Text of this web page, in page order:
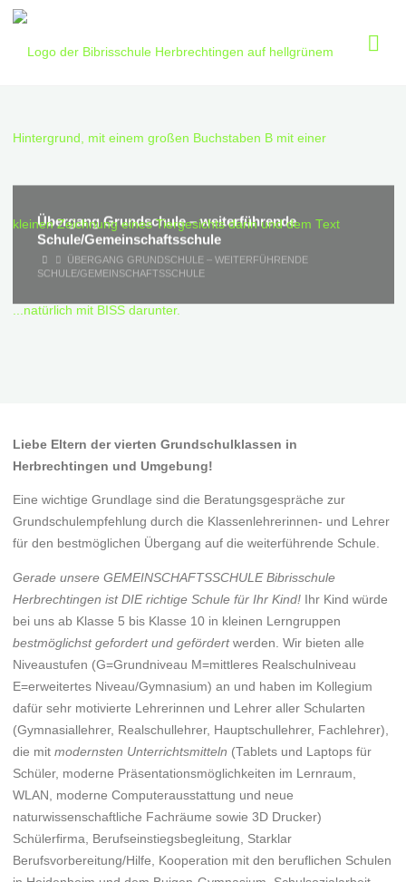
Skip
content
Übergang Grundschule – weiterführende
Schule/Gemeinschaftsschule
HOMEÜBERGANG GRUNDSCHULE – WEITERFÜHRENDE
SCHULE/GEMEINSCHAFTSSCHULE
Liebe Eltern der vierten Grundschulklassen in
Herbrechtingen und Umgebung!
Eine wichtige Grundlage sind die Beratungsgespräche zur
Grundschulempfehlung durch die Klassenlehrerinnen- und Lehrer
für den bestmöglichen Übergang auf die weiterführende Schule.
Gerade unsere GEMEINSCHAFTSSCHULE Bibrisschule
Herbrechtingen ist DIE richtige Schule für Ihr Kind!
Ihr Kind würde
bei uns ab Klasse 5 bis Klasse 10 in kleinen Lerngruppen
bestmöglichst gefordert und gefördert werden. Wir bieten alle
Niveaustufen (G=Grundniveau M=mittleres Realschulniveau
E=erweitertes Niveau/Gymnasium) an und haben im Kollegium
dafür sehr motivierte Lehrerinnen und Lehrer aller Schularten
(Gymnasiallehrer, Realschullehrer, Hauptschullehrer, Fachlehrer),
die mit modernsten Unterrichtsmitteln (Tablets und Laptops für
Schüler, moderne Präsentationsmöglichkeiten im Lernraum,
WLAN, moderne Computerausstattung und neue
naturwissenschaftliche Fachräume sowie 3D Drucker)
Schülerfirma, Berufseinstiegsbegleitung, Starklar
Berufsvorbereitung/Hilfe, Kooperation mit den beruflichen Schulen